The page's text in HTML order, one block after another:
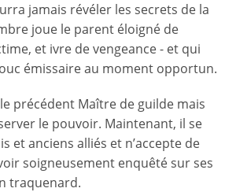
jamais révéler les secrets de la
joue le parent éloigné de
et ivre de vengeance - et qui
émissaire au moment opportun.
précédent Maître de guilde mais
le pouvoir. Maintenant, il se
et anciens alliés et n’accepte de
soigneusement enquêté sur ses
traquenard.